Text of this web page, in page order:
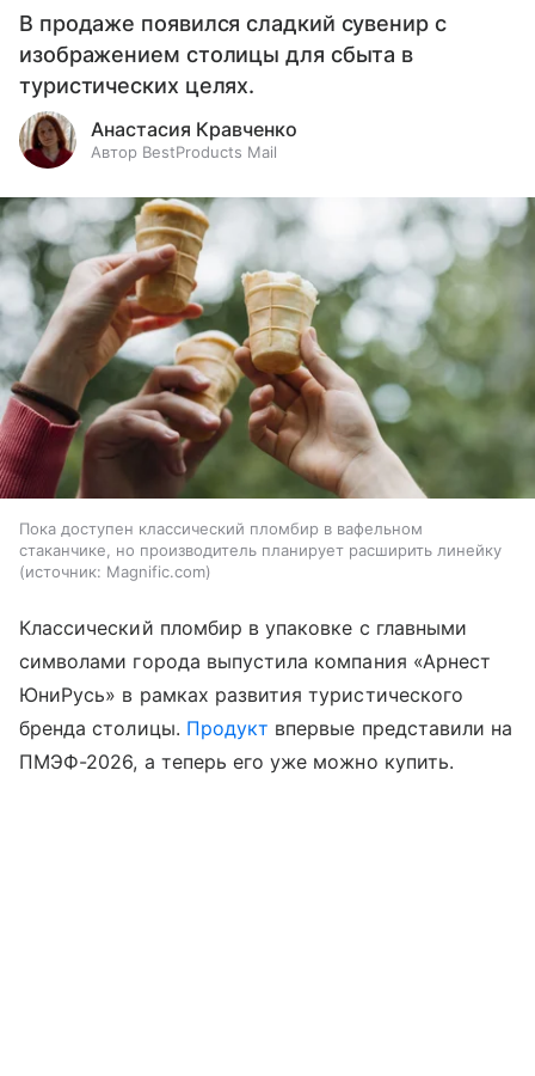
В продаже появился сладкий сувенир с
изображением столицы для сбыта в
туристических целях.
Анастасия Кравченко
Автор BestProducts Mail
Пока доступен классический пломбир в вафельном
стаканчике, но производитель планирует расширить линейку
источник: Magnific.com
Классический пломбир в упаковке с главными
символами города выпустила компания «Арнест
ЮниРусь» в рамках развития туристического
бренда столицы. Продукт впервые представили на
ПМЭФ-2026, а теперь его уже можно купить.